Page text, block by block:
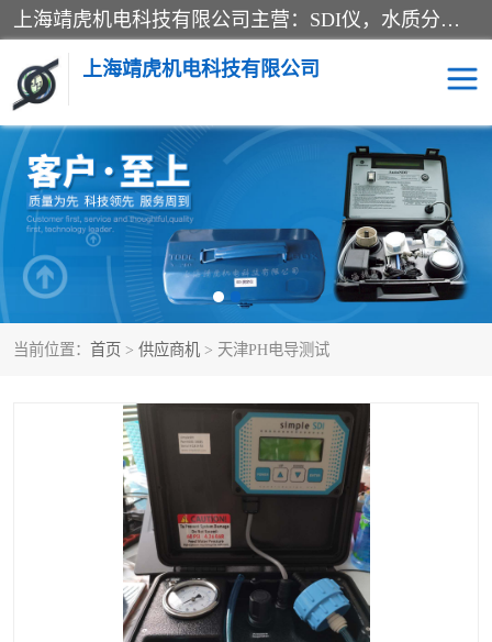
上海靖虎机电科技有限公司主营：SDI仪，水质分析仪，水质检测仪产品；上海靖虎机电科技有限公司在专业制造和研发等方面的强大的平台优势，利用自身在自动化仪表、自控系统及环保监测仪器的专长，以优良的技术，优越的产品质量和良好的服务质量与广大客户真诚合作。
上海靖虎机电科技有限公司
当前位置： 首页 > 供应商机 > 天津PH电导测试
SDI仪 过滤膜过滤纸
PH电导测试笔 水质分析仪
水质检测仪 电导测试笔
PH电导测试仪